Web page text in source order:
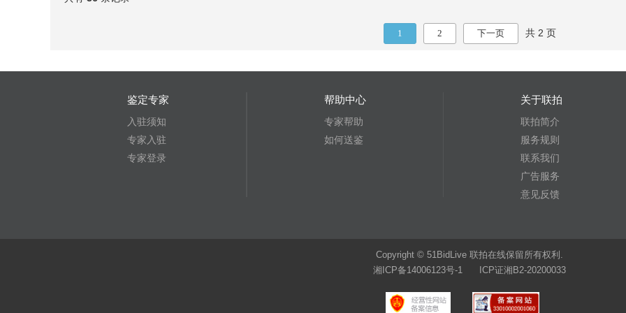
1 2 下一页 共 2 页
鉴定专家
入驻须知
专家入驻
专家登录
帮助中心
专家帮助
如何送鉴
关于联拍
联拍简介
服务规则
联系我们
广告服务
意见反馈
Copyright © 51BidLive 联拍在线保留所有权利.
湘ICP备14006123号-1 ICP证湘B2-20200033